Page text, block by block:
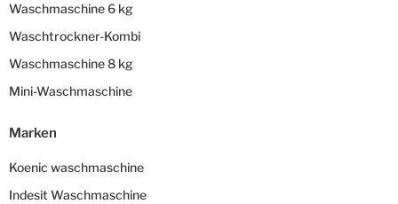
Waschmaschine 6 kg
Waschtrockner-Kombi
Waschmaschine 8 kg
Mini-Waschmaschine
Marken
Koenic waschmaschine
Indesit Waschmaschine